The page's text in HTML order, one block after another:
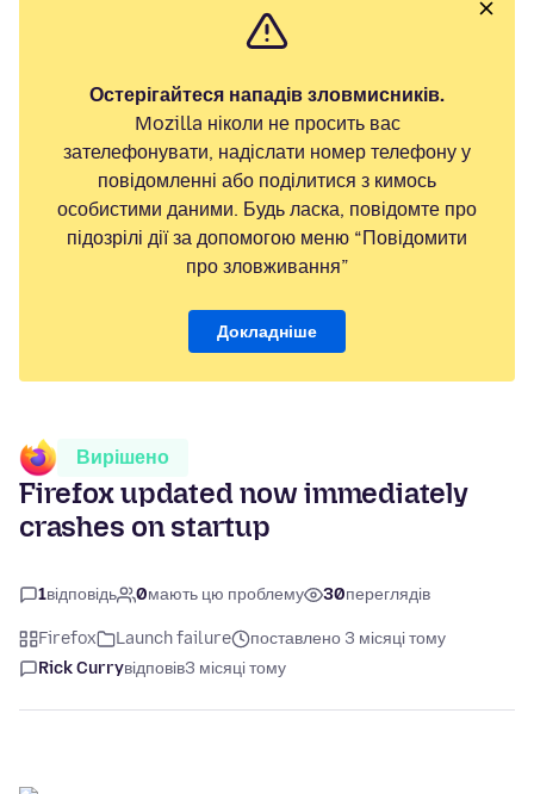
Остерігайтеся нападів зловмисників.
Mozilla ніколи не просить вас
зателефонувати, надіслати номер телефону у
повідомленні або поділитися з кимось
особистими даними. Будь ласка, повідомте про
підозрілі дії за допомогою меню “Повідомити
про зловживання”
Докладніше
Вирішено
Firefox updated now immediately
crashes on startup
1відповідь 0мають цю проблему 30переглядів
Firefox Launch failure
поставлено 3 місяці тому
Rick Curryвідповів3 місяці тому